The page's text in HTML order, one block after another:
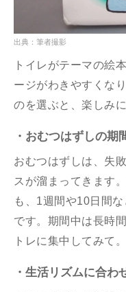
出典：筆者撮影
トイレがテーマの絵
ージがわきやすくな
のを選ぶと、楽しみ
・おむつはずしの期
おむつはずしは、失
スが溜まってきます
も、1週間や10日間
です。期間中は長時
トレに集中してみて。
・生活リズムに合わ